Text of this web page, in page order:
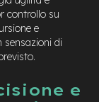
controllo su
e
sensazioni di
e